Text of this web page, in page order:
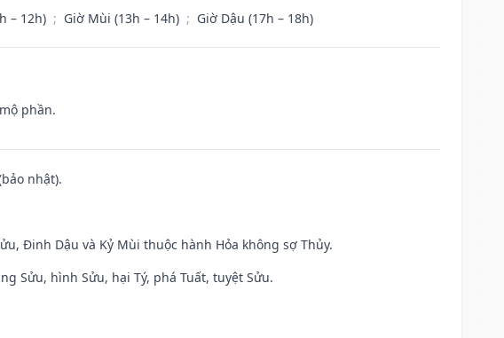
– 12h) ; Giờ Mùi (13h – 14h) ; Giờ Dậu (17h – 18h)
phần.
nhật).
Đinh Dậu và Kỷ Mùi thuộc hành Hỏa không sợ Thủy.
Sửu, hình Sửu, hại Tý, phá Tuất, tuyệt Sửu.